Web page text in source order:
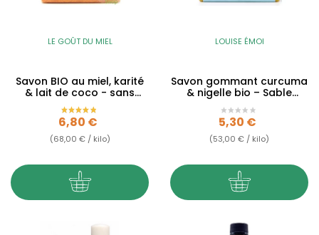
LE GOÛT DU MIEL
Savon BIO au miel, karité
& lait de coco - sans
huiles essentielles...
Prix
6,80 €
(68,00 € / kilo)
LOUISE ÉMOI
Savon gommant curcuma
& nigelle bio – Sable
d’Orient – 100g
Prix
5,30 €
(53,00 € / kilo)